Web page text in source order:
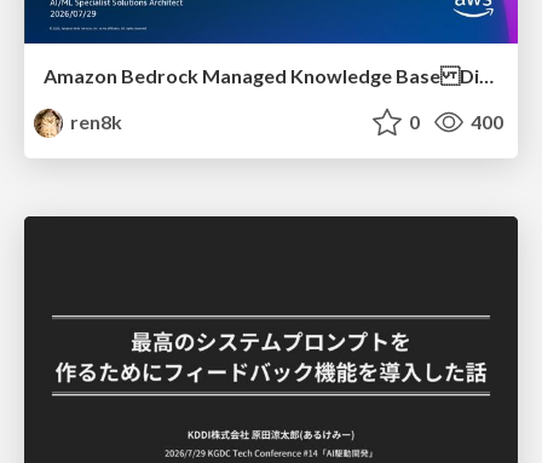
Amazon Bedrock Managed Knowledge Base Dive Deep
ren8k
0 400